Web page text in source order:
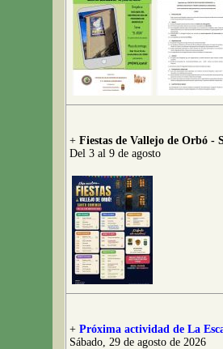
+ Fiestas de Vallejo de Orbó -
Del 3 al 9 de agosto
+ Próxima actividad de La
Sábado, 29 de agosto de 2026